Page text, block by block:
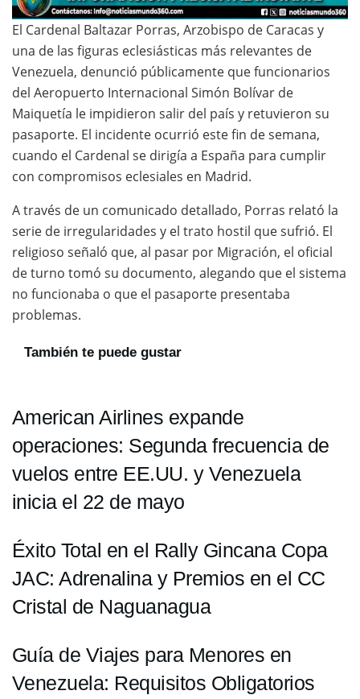
El Cardenal Baltazar Porras, Arzobispo de Caracas y
una de las figuras eclesiásticas más relevantes de
Venezuela, denunció públicamente que funcionarios
del Aeropuerto Internacional Simón Bolívar de
Maiquetía le impidieron salir del país y retuvieron su
pasaporte. El incidente ocurrió este fin de semana,
cuando el Cardenal se dirigía a España para cumplir
con compromisos eclesiales en Madrid.
A través de un comunicado detallado, Porras relató la
serie de irregularidades y el trato hostil que sufrió. El
religioso señaló que, al pasar por Migración, el oficial
de turno tomó su documento, alegando que el sistema
no funcionaba o que el pasaporte presentaba
problemas.
También te puede gustar
American Airlines expande
operaciones: Segunda frecuencia de
vuelos entre EE.UU. y Venezuela
inicia el 22 de mayo
Éxito Total en el Rally Gincana Copa
JAC: Adrenalina y Premios en el CC
Cristal de Naguanagua
Guía de Viajes para Menores en
Venezuela: Requisitos Obligatorios